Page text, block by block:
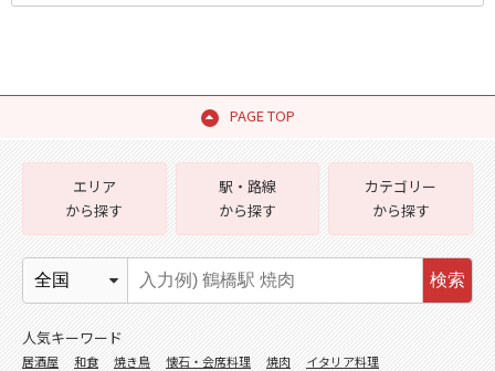
PAGE TOP
エリア
から探す
駅・路線
から探す
カテゴリー
から探す
検索
人気キーワード
居酒屋 和食 焼き鳥 懐石・会席料理 焼肉
イタリア料理